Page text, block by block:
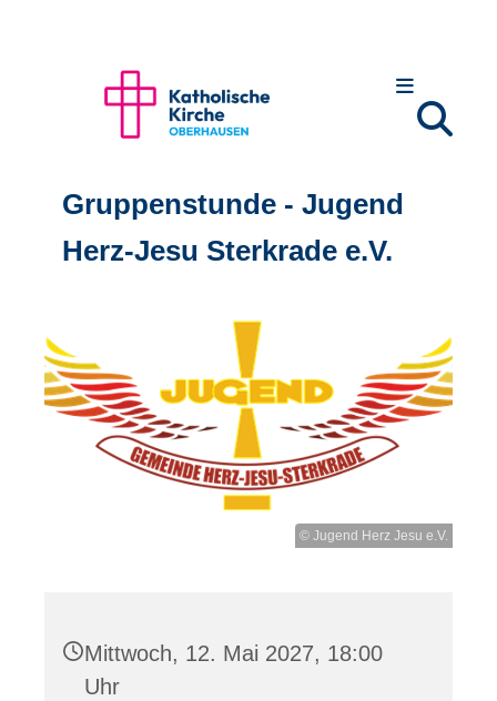
Gruppenstunde - Jugend
Herz-Jesu Sterkrade e.V.
© Jugend Herz Jesu e.V.
Mittwoch, 12. Mai 2027, 18:00
Uhr